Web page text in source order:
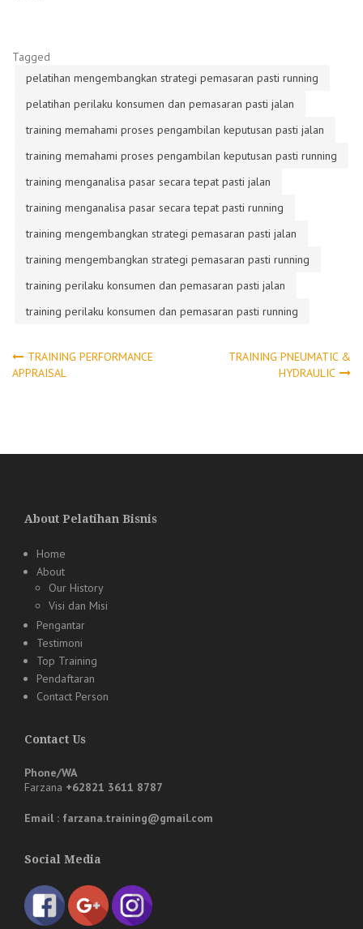
Tagged
pelatihan mengembangkan strategi pemasaran pasti running
pelatihan perilaku konsumen dan pemasaran pasti jalan
training memahami proses pengambilan keputusan pasti jalan
training memahami proses pengambilan keputusan pasti running
training menganalisa pasar secara tepat pasti jalan
training menganalisa pasar secara tepat pasti running
training mengembangkan strategi pemasaran pasti jalan
training mengembangkan strategi pemasaran pasti running
training perilaku konsumen dan pemasaran pasti jalan
training perilaku konsumen dan pemasaran pasti running
Post
TRAINING PERFORMANCE
APPRAISAL
TRAINING PNEUMATIC &
HYDRAULIC
About Pelatihan Bisnis
Home
About
Our History
Visi dan Misi
Pengantar
Testimoni
Top Training
Pendaftaran
Contact Person
Contact Us
Phone/WA
Farzana +62821 3611 8787
Email : farzana.training@gmail.com
Social Media